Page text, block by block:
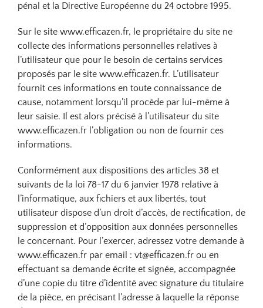
pénal et la Directive Européenne du 24 octobre 1995.
Sur le site www.efficazen.fr, le propriétaire du site ne
collecte des informations personnelles relatives à
l’utilisateur que pour le besoin de certains services
proposés par le site www.efficazen.fr. L’utilisateur
fournit ces informations en toute connaissance de
cause, notamment lorsqu’il procède par lui-même à
leur saisie. Il est alors précisé à l’utilisateur du site
www.efficazen.fr l’obligation ou non de fournir ces
informations.
Conformément aux dispositions des articles 38 et
suivants de la loi 78-17 du 6 janvier 1978 relative à
l’informatique, aux fichiers et aux libertés, tout
utilisateur dispose d’un droit d’accès, de rectification, de
suppression et d’opposition aux données personnelles
le concernant. Pour l’exercer, adressez votre demande à
www.efficazen.fr par email : vt@efficazen.fr ou en
effectuant sa demande écrite et signée, accompagnée
d’une copie du titre d’identité avec signature du titulaire
de la pièce, en précisant l’adresse à laquelle la réponse